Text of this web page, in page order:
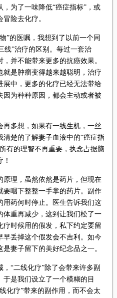
为了一味降低“癌症指标”，或
险去化疗。
的医嘱，我想到了以前一个同
线”治疗的区别。每过一套治
并不能带来更多的抗癌效果。
是肿瘤变得越来越聪明，治疗
展中，更多的化疗已经无法带给
为种种原因，都会主动或者被
多想，如果有一线生机，一丝
楚的了解妻子血液中的“癌症指
有的理智不再重要，执念占据脑
理，虽然依然是药片，但现在
要咽下整整一手掌的药片。副作
用药何时停止。医生告诉我们这
体重再减少，这到让我们松了一
疗时候用的假发，私下约定要留
丢掉这个假发会不吉利。如今
妻子留下的美好纪念品之一。
“二线化疗”除了会带来许多副
是我们设立了一个模糊的目
化疗”带来的副作用，而不会太